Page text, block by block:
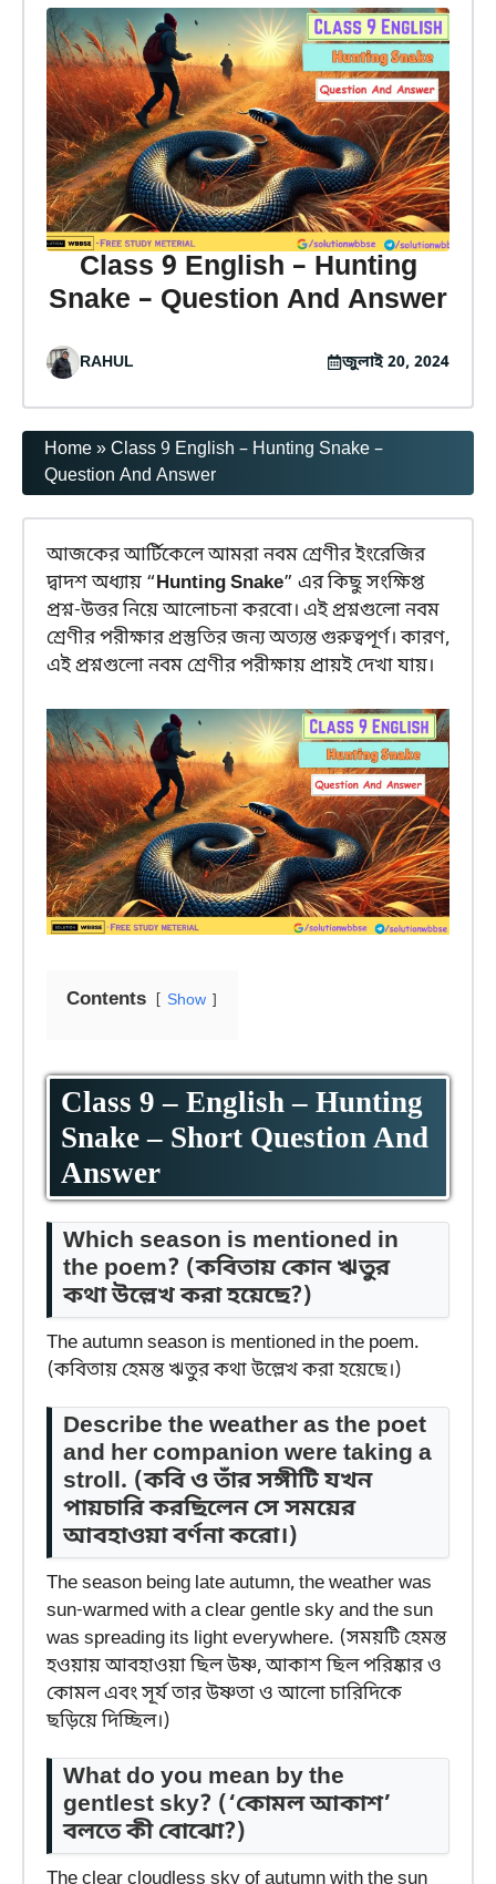
Class 9 English – Hunting
Snake – Question And Answer
RAHUL জুলাই 20, 2024
Home»Class 9 English – Hunting Snake –
Question And Answer
আজকের আর্টিকেলে আমরা নবম শ্রেণীর ইংরেজির
দ্বাদশ অধ্যায় “Hunting Snake” এর কিছু সংক্ষিপ্ত
প্রশ্ন-উত্তর নিয়ে আলোচনা করবো। এই প্রশ্নগুলো নবম
শ্রেণীর পরীক্ষার প্রস্তুতির জন্য অত্যন্ত গুরুত্বপূর্ণ। কারণ,
এই প্রশ্নগুলো নবম শ্রেণীর পরীক্ষায় প্রায়ই দেখা যায়।
Contents Show
Class 9 – English – Hunting
Snake – Short Question And
Answer
Which season is mentioned in
the poem? (কবিতায় কোন ঋতুর
কথা উল্লেখ করা হয়েছে?)
The autumn season is mentioned in the poem.
(কবিতায় হেমন্ত ঋতুর কথা উল্লেখ করা হয়েছে।)
Describe the weather as the poet
and her companion were taking a
stroll. (কবি ও তাঁর সঙ্গীটি যখন
পায়চারি করছিলেন সে সময়ের
আবহাওয়া বর্ণনা করো।)
The season being late autumn, the weather was
sun-warmed with a clear gentle sky and the sun
was spreading its light everywhere. (সময়টি হেমন্ত
হওয়ায় আবহাওয়া ছিল উষ্ণ, আকাশ ছিল পরিষ্কার ও
কোমল এবং সূর্য তার উষ্ণতা ও আলো চারিদিকে
ছড়িয়ে দিচ্ছিল।)
What do you mean by the
gentlest sky? (‘কোমল আকাশ’
বলতে কী বোঝো?)